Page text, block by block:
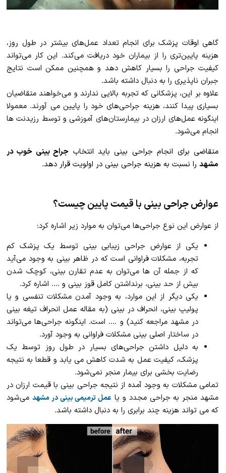
گاهی اوقات پزشک برای انجام تعداد عمل‌های بیشتر در طول روز،
هزینه پایین‌تری را از بیماران خود دریافت می‌کند. این کار می‌تواند
کیفیت جراحی را بسیار کاهش دهد و همچنین ممکن است نتایج
جبران ناپذیری را به دنبال داشته باشد.
علاوه بر این، پزشکانی که تجربه بالایی ندارند و می‌خواهند متقاضیان
بسیاری پیدا کنند، هزینه جراحی‌های خود را پایین می آورند. معمولا
اینگونه عمل‌های ارزان در بیمارستان‌های آموزشی و توسط رزیدنت ها
انجام می‌شود.
متقاضی برای انجام جراحی بینی باید انتخاب جراح بینی خوب در
مشهد را نسبت به هزینه جراحی بینی در اولویت قرار دهد.
عوارض جراحی بینی با قیمت پایین چیست؟
از عوارض این نوع جراحی‌ها می‌توان به موارد زیر اشاره کرد:
یکی از عوارض جراحی زیبابی بینی توسط یک پزشک کم
تجربه، مشکلات فراوانی است که در ظاهر بینی به وجود می‌آید
که از جمله آن ها می‌توان به عدم تقارن بینی، کوچک شدن
بیش از حد بینی، برنداشتن کامل قوز بینی و …. اشاره کرد.
یکی دیگر از این موارد، به وجود آمدن مشکلات تنفسی و یا
پولیپ بینی، انحراف در بینی (به مقاله عمل انحراف تیغه بینی
در مشهد مراجعه کنید) و …. است. اینگونه جراحی‌ها می‌تواند
در ساختار اصلی بینی مشکلات فراوانی به وجود آورد.
به دلیل داشتن جراحی‌های بسیار در طول روز توسط یک
پزشک، کیفیت عمل به شدت کاهش می یابد و قطعا به نتیجه
رضایت بخشی برای بیمار منجر نمی‌شود.
تمامی مشکلات به وجود آمده از نتیجه جراحی بینی با قیمت ارزان در
مشهد منجر به جراحی مجدد و یا عمل ترمیمی بینی در مشهد می‌شود
که می تواند هزینه چند برابری را به دنبال داشته باشد.